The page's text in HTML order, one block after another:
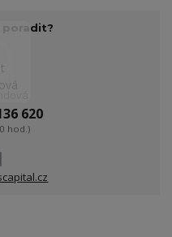
620
hod.)